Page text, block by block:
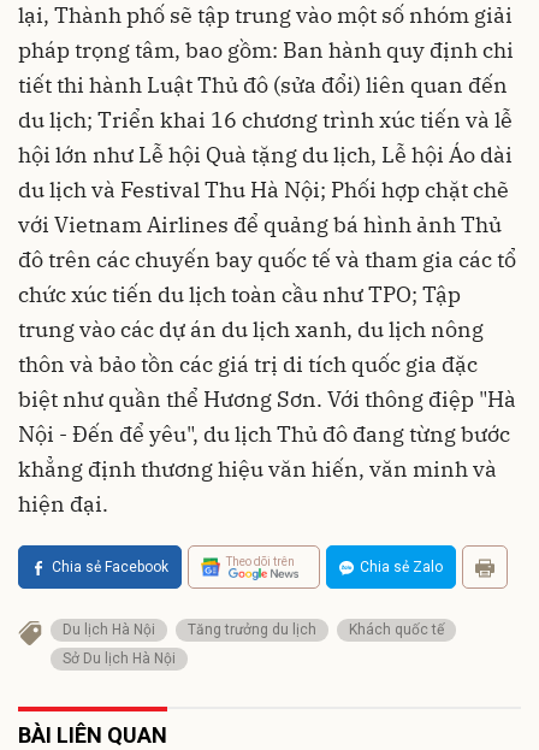
lại, Thành phố sẽ tập trung vào một số nhóm giải
pháp trọng tâm, bao gồm: Ban hành quy định chi
tiết thi hành Luật Thủ đô (sửa đổi) liên quan đến
du lịch; Triển khai 16 chương trình xúc tiến và lễ
hội lớn như Lễ hội Quà tặng du lịch, Lễ hội Áo dài
du lịch và Festival Thu Hà Nội; Phối hợp chặt chẽ
với Vietnam Airlines để quảng bá hình ảnh Thủ
đô trên các chuyến bay quốc tế và tham gia các tổ
chức xúc tiến du lịch toàn cầu như TPO; Tập
trung vào các dự án du lịch xanh, du lịch nông
thôn và bảo tồn các giá trị di tích quốc gia đặc
biệt như quần thể Hương Sơn. Với thông điệp "Hà
Nội - Đến để yêu", du lịch Thủ đô đang từng bước
khẳng định thương hiệu văn hiến, văn minh và
hiện đại.
Chia sẻ Facebook Theo dõi trên Chia sẻ Zalo
Du lịch Hà Nội Tăng trưởng du lịch
Khách quốc tế
Sở Du lịch Hà Nội
BÀI LIÊN QUAN